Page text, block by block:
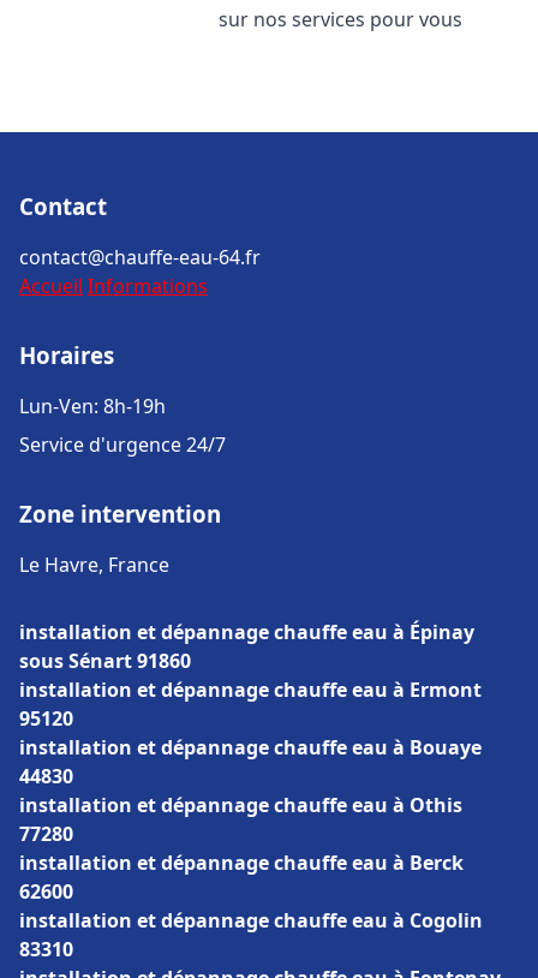
sur nos services pour vous
Contact
contact@chauffe-eau-64.fr
Accueil Informations
Horaires
Lun-Ven: 8h-19h
Service d'urgence 24/7
Zone intervention
Le Havre, France
installation et dépannage chauffe eau à Épinay
sous Sénart 91860
installation et dépannage chauffe eau à Ermont
95120
installation et dépannage chauffe eau à Bouaye
44830
installation et dépannage chauffe eau à Othis
77280
installation et dépannage chauffe eau à Berck
62600
installation et dépannage chauffe eau à Cogolin
83310